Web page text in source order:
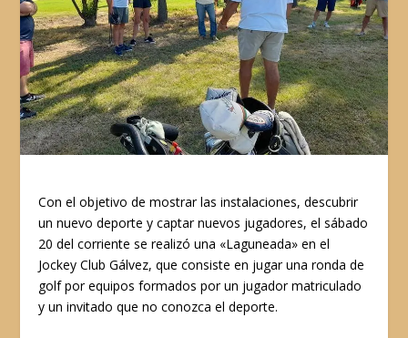
Con el objetivo de mostrar las instalaciones, descubrir
un nuevo deporte y captar nuevos jugadores, el sábado
20 del corriente se realizó una «Laguneada» en el
Jockey Club Gálvez, que consiste en jugar una ronda de
golf por equipos formados por un jugador matriculado
y un invitado que no conozca el deporte.